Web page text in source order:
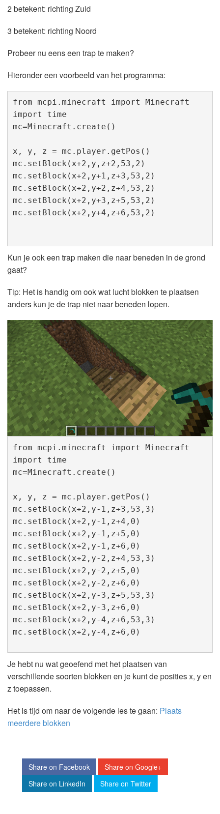
2 betekent: richting Zuid
3 betekent: richting Noord
Probeer nu eens een trap te maken?
Hieronder een voorbeeld van het programma:
from mcpi.minecraft import Minecraft
import time
mc=Minecraft.create()
x, y, z = mc.player.getPos()
mc.setBlock(x+2,y,z+2,53,2)
mc.setBlock(x+2,y+1,z+3,53,2)
mc.setBlock(x+2,y+2,z+4,53,2)
mc.setBlock(x+2,y+3,z+5,53,2)
mc.setBlock(x+2,y+4,z+6,53,2)
Kun je ook een trap maken die naar beneden in de grond
gaat?
Tip: Het is handig om ook wat lucht blokken te plaatsen
anders kun je de trap niet naar beneden lopen.
from mcpi.minecraft import Minecraft
import time
mc=Minecraft.create()
x, y, z = mc.player.getPos()
mc.setBlock(x+2,y-1,z+3,53,3)
mc.setBlock(x+2,y-1,z+4,0)
mc.setBlock(x+2,y-1,z+5,0)
mc.setBlock(x+2,y-1,z+6,0)
mc.setBlock(x+2,y-2,z+4,53,3)
mc.setBlock(x+2,y-2,z+5,0)
mc.setBlock(x+2,y-2,z+6,0)
mc.setBlock(x+2,y-3,z+5,53,3)
mc.setBlock(x+2,y-3,z+6,0)
mc.setBlock(x+2,y-4,z+6,53,3)
mc.setBlock(x+2,y-4,z+6,0)
Je hebt nu wat geoefend met het plaatsen van
verschillende soorten blokken en je kunt de posities x, y en
z toepassen.
Het is tijd om naar de volgende les te gaan: Plaats
meerdere blokken
Share on Facebook
Share on Google+
Share on LinkedIn
Share on Twitter